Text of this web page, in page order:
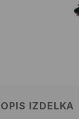
OPIS IZDELKA